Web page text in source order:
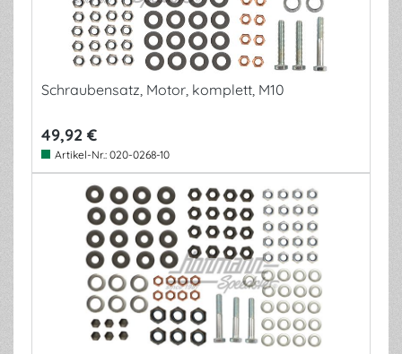
Schraubensatz, Motor, komplett, M10
49,92 €
Artikel-Nr.: 020-0268-10